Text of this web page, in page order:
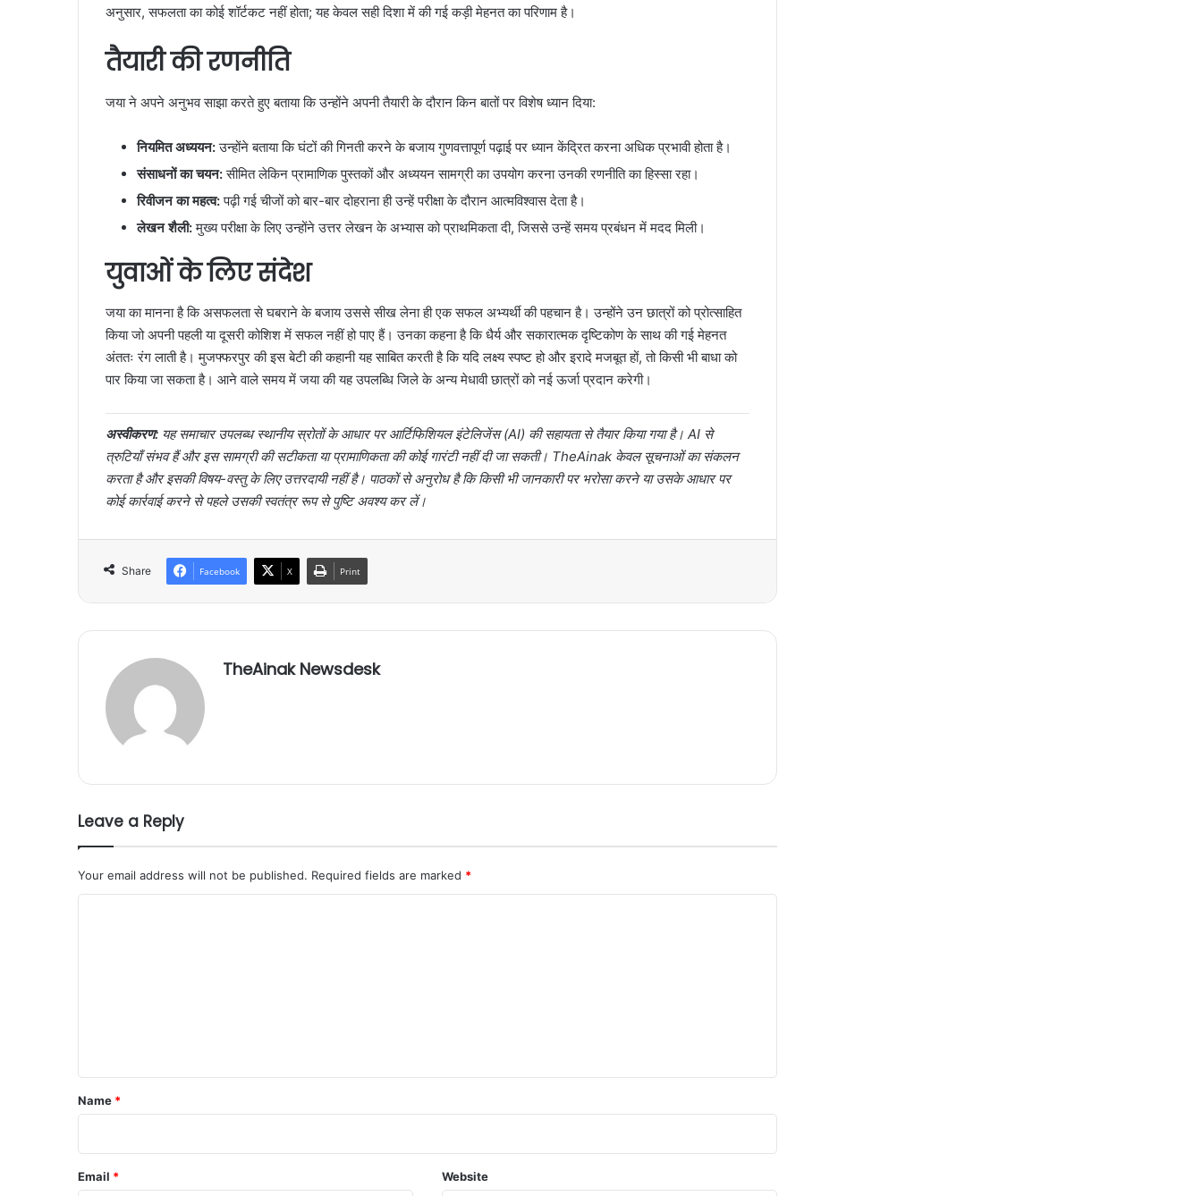
अनुसार, सफलता का कोई शॉर्टकट नहीं होता; यह केवल सही दिशा में की गई कड़ी मेहनत का परिणाम है।
तैयारी की रणनीति
जया ने अपने अनुभव साझा करते हुए बताया कि उन्होंने अपनी तैयारी के दौरान किन बातों पर विशेष ध्यान दिया:
नियमित अध्ययन:उन्होंने बताया कि घंटों की गिनती करने के बजाय गुणवत्तापूर्ण पढ़ाई पर ध्यान केंद्रित करना अधिक प्रभावी होता है।
संसाधनों का चयन:सीमित लेकिन प्रामाणिक पुस्तकों और अध्ययन सामग्री का उपयोग करना उनकी रणनीति का हिस्सा रहा।
रिवीजन का महत्व:पढ़ी गई चीजों को बार-बार दोहराना ही उन्हें परीक्षा के दौरान आत्मविश्वास देता है।
लेखन शैली:मुख्य परीक्षा के लिए उन्होंने उत्तर लेखन के अभ्यास को प्राथमिकता दी, जिससे उन्हें समय प्रबंधन में मदद मिली।
युवाओं के लिए संदेश
जया का मानना है कि असफलता से घबराने के बजाय उससे सीख लेना ही एक सफल अभ्यर्थी की पहचान है। उन्होंने उन छात्रों को प्रोत्साहित
किया जो अपनी पहली या दूसरी कोशिश में सफल नहीं हो पाए हैं। उनका कहना है कि धैर्य और सकारात्मक दृष्टिकोण के साथ की गई मेहनत
अंततः रंग लाती है। मुजफ्फरपुर की इस बेटी की कहानी यह साबित करती है कि यदि लक्ष्य स्पष्ट हो और इरादे मजबूत हों, तो किसी भी बाधा को
पार किया जा सकता है। आने वाले समय में जया की यह उपलब्धि जिले के अन्य मेधावी छात्रों को नई ऊर्जा प्रदान करेगी।
अस्वीकरण: यह समाचार उपलब्ध स्थानीय स्रोतों के आधार पर आर्टिफिशियल इंटेलिजेंस (AI) की सहायता से तैयार किया गया है। AI से
त्रुटियाँ संभव हैं और इस सामग्री की सटीकता या प्रामाणिकता की कोई गारंटी नहीं दी जा सकती। TheAinak केवल सूचनाओं का संकलन
करता है और इसकी विषय-वस्तु के लिए उत्तरदायी नहीं है। पाठकों से अनुरोध है कि किसी भी जानकारी पर भरोसा करने या उसके आधार पर
कोई कार्रवाई करने से पहले उसकी स्वतंत्र रूप से पुष्टि अवश्य कर लें।
Share Facebook X Print
TheAinak Newsdesk
Leave a Reply
Your email address will not be published. Required fields are marked *
*
Name *
Email * Website